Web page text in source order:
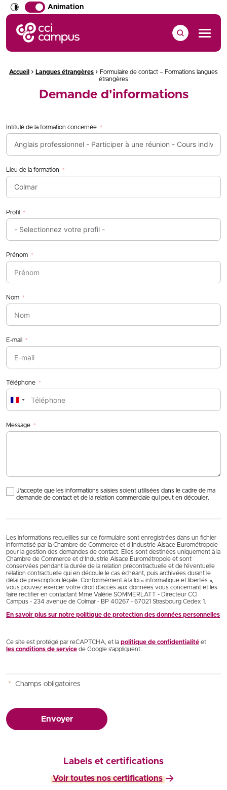
Animation
CCI Campus La formation qui vous ressemble
Menu
Fil d'Ariane :
Accueil › Langues étrangères › Formulaire de contact – Formations langues
étrangères
Demande d'informations
Intitulé de la formation concernée
Lieu de la formation
Profil
Prénom
Nom
E-mail
Téléphone
France
Message
J'accepte que les informations saisies soient utilisées dans le cadre de ma
demande de contact et de la relation commerciale qui peut en découler.
Les informations recueillies sur ce formulaire sont enregistrées dans un fichier
informatisé par la Chambre de Commerce et d’Industrie Alsace Eurométropole
pour la gestion des demandes de contact. Elles sont destinées uniquement à la
Chambre de Commerce et d’Industrie Alsace Eurométropole et sont
conservées pendant la durée de la relation précontractuelle et de l’éventuelle
relation contractuelle qui en découle le cas échéant, puis archivées durant le
délai de prescription légale. Conformément à la loi « informatique et libertés »,
vous pouvez exercer votre droit d'accès aux données vous concernant et les
faire rectifier en contactant Mme Valérie SOMMERLATT - Directeur CCI
Campus - 234 avenue de Colmar - BP 40267 - 67021 Strasbourg Cedex 1.
En savoir plus sur notre politique de protection des données personnelles
Ce site est protégé par reCAPTCHA, et la politique de confidentialité et
les conditions de service de Google s’appliquent.
* Champs obligatoires
Envoyer
Labels et certifications
Voir toutes nos certifications